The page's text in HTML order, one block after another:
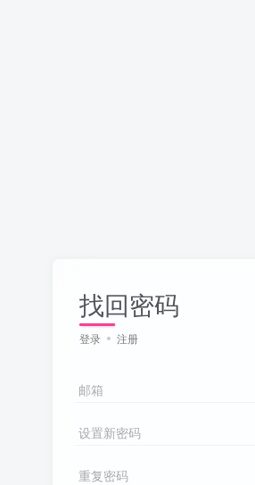
找回密码
登录 注册
邮箱
设置新密码
重复密码